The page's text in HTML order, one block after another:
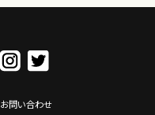
お問い合わせ